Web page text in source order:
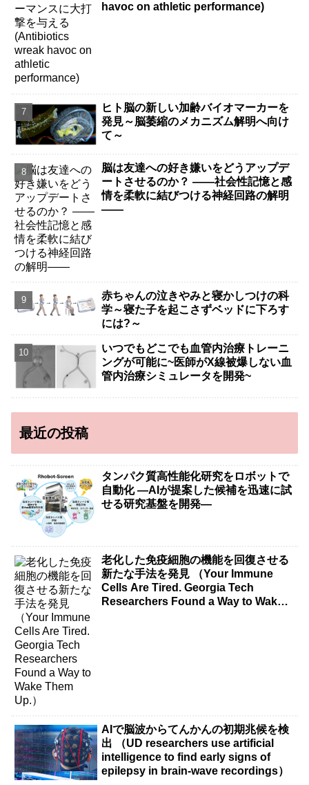
havoc on athletic performance)
ヒト脳の新しい加齢バイオマーカーを
発見～脳萎縮のメカニズム解明へ向け
て～
脳は友達への好き嫌いをどうアップデ
ートさせるのか？ ――社会性記憶と感
情を柔軟に結びつける神経回路の解明
――
赤ちゃんの泣きやみと寝かしつけの科
学～寝た子を起こさずベッドに下ろす
には?～
いつでもどこでも血管内治療トレーニ
ングが可能に~医師がX線被爆しない血
管内治療シミュレータを開発~
最近の投稿
タンパク質高性能化研究をロボットで
自動化 ―AIが提案した候補を迅速に試
せる研究基盤を開発―
老化した免疫細胞の機能を回復させる
新たな手法を発見 （Your Immune
Cells Are Tired. Georgia Tech
Researchers Found a Way to Wake
AIで脳波からてんかんの初期兆候を検
出 （UD researchers use artificial
intelligence to find early signs of
epilepsy in brain-wave recordings）